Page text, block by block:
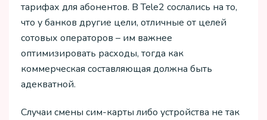
тарифах для абонентов. В Tele2 сослались на то,
что у банков другие цели, отличные от целей
сотовых операторов – им важнее
оптимизировать расходы, тогда как
коммерческая составляющая должна быть
адекватной.
Случаи смены сим-карты либо устройства не так